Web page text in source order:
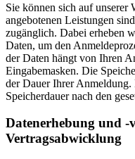
Sie können sich auf unserer
angebotenen Leistungen
zugänglich. Dabei erheben
Daten, um den
der Daten hängt von Ihren
Eingabemasken. Die
der Dauer Ihrer
Speicherdauer nach den
Datenerhebung und -
Vertragsabwicklung